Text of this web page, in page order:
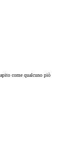
come qualcuno piò